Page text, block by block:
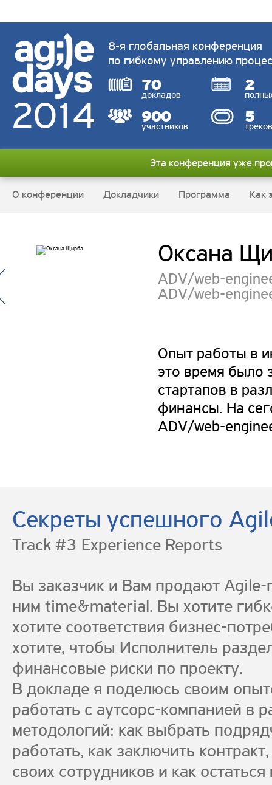
8-я глобальная конференция
по гибкому управлению
70
докладов 2
900
участников 5
треков
Эта конференция уже
О конференции Докладчики Программа Как
Оксана
ADV/web-
ADV/web-
Опыт работы в
это время было
стартапов в
финансы. На
ADV/web-
Секреты успешного
Track #3 Experience Reports
Вы заказчик и Вам продают Agile-
ним time&material. Вы хотите
хотите соответствия бизнес-
хотите, чтобы Исполнитель
финансовые риски по проекту.
В докладе я поделюсь своим
работать с аутсорс-компанией в
методологий: как выбрать
работать, как заключить
своих сотрудников и как